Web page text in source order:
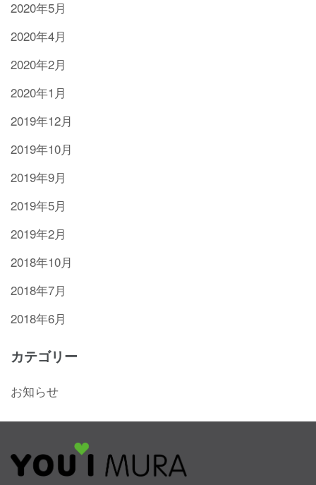
2020年5月
2020年4月
2020年2月
2020年1月
2019年12月
2019年10月
2019年9月
2019年5月
2019年2月
2018年10月
2018年7月
2018年6月
カテゴリー
お知らせ